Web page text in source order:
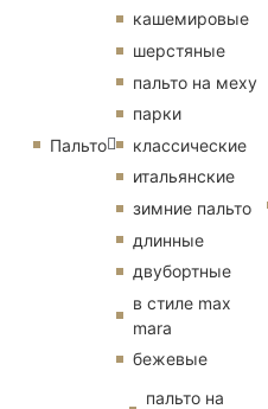
Пальто
кашемировые
шерстяные
пальто на меху
парки
классические
итальянские
зимние пальто
длинные
двубортные
в стиле max
mara
бежевые
пальто на